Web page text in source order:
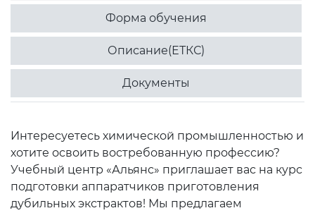
Форма обучения
Описание(ЕТКС)
Документы
Интересуетесь химической промышленностью и
хотите освоить востребованную профессию?
Учебный центр «Альянс» приглашает вас на курс
подготовки аппаратчиков приготовления
дубильных экстрактов! Мы предлагаем